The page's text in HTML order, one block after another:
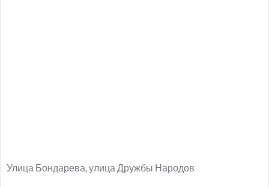
Улица Бондарева, улица Дружбы Народов